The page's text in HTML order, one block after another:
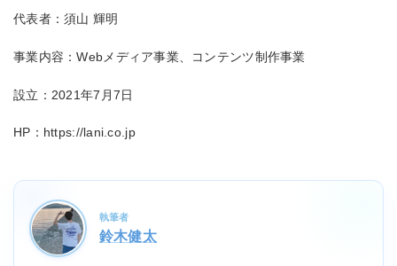
代表者：須山 輝明
事業内容：Webメディア事業、コンテンツ制作事業
設立：2021年7月7日
HP：https://lani.co.jp
執筆者
鈴木健太